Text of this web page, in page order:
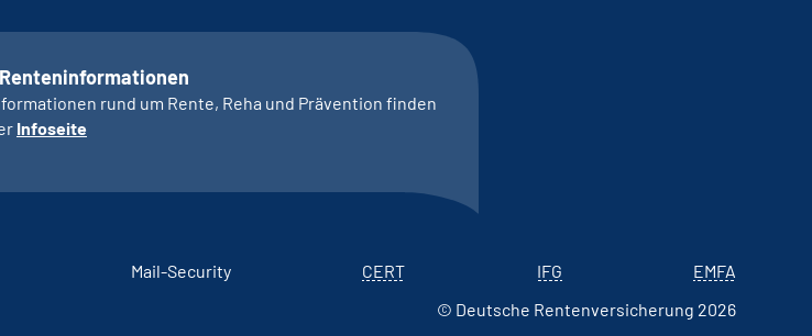
rund um Rente, Reha und Prävention finden
Infoseite
Mail-Security CERT IFG
EMFA
© Deutsche Rentenversicherung 2026